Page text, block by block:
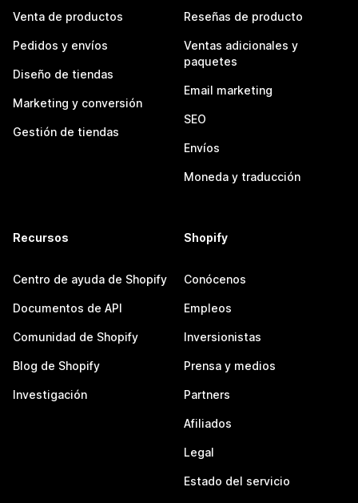
Venta de productos
Pedidos y envíos
Diseño de tiendas
Marketing y conversión
Gestión de tiendas
Reseñas de producto
Ventas adicionales y
paquetes
Email marketing
SEO
Envíos
Moneda y traducción
Recursos
Centro de ayuda de Shopify
Documentos de API
Comunidad de Shopify
Blog de Shopify
Investigación
Shopify
Conócenos
Empleos
Inversionistas
Prensa y medios
Partners
Afiliados
Legal
Estado del servicio